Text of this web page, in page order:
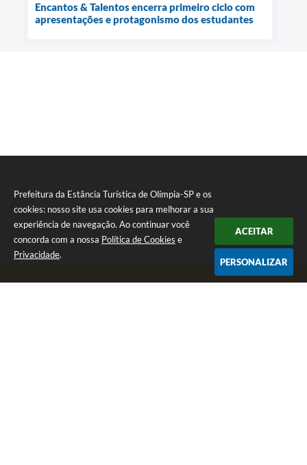
Prefeitura da Estância Turística de Olímpia-SP e os
cookies: nosso site usa cookies para melhorar a sua
experiência de navegação. Ao continuar você
concorda com a nossa Política de Cookies e
Privacidade.
ACEITAR
PERSONALIZAR
Encantos & Talentos encerra primeiro ciclo com
apresentações e protagonismo dos estudantes